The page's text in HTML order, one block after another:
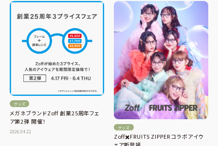
グッズ
メガネブランドZoff 創業25周年フェ
ア第2弾 開催！
2026.04.22
グッズ
Zoff✖️FRUITS ZIPPER コラボアイウ